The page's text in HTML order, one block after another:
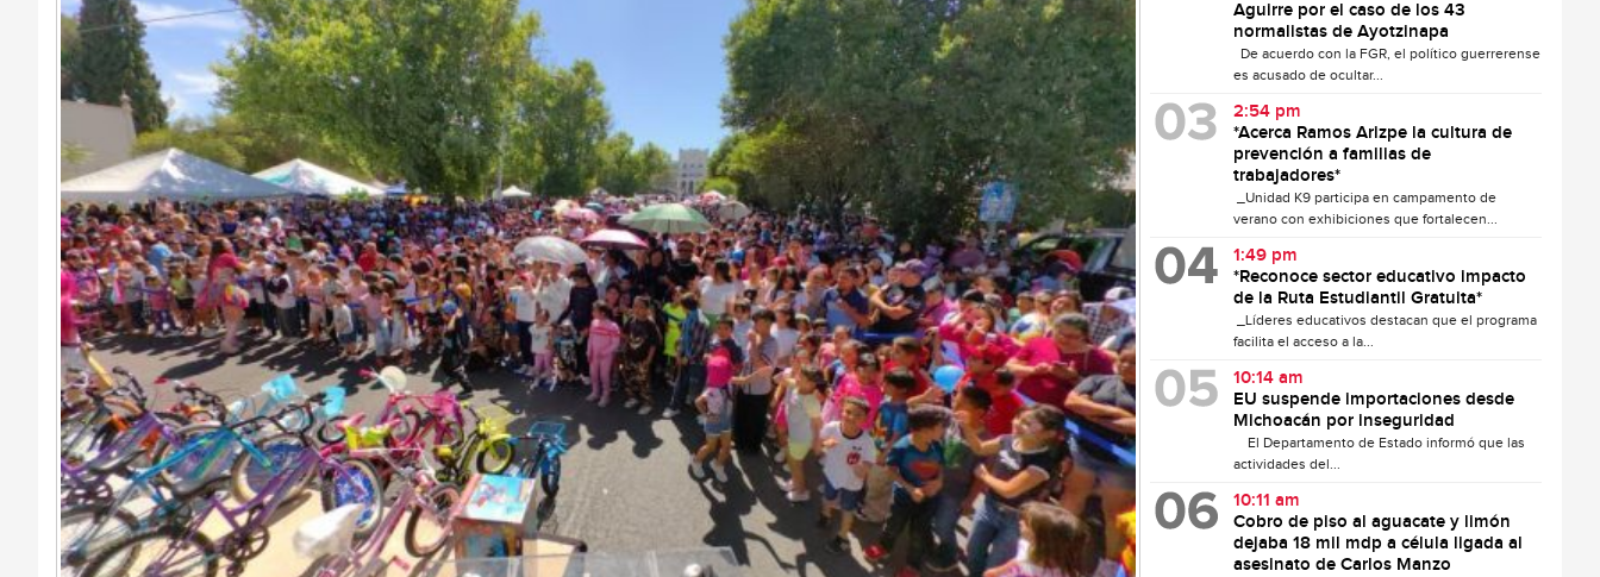
Aguirre por el caso de los 43
normalistas de Ayotzinapa
De acuerdo con la FGR, el político guerrerense
es acusado de ocultar...
2:54 pm
*Acerca Ramos Arizpe la cultura de
prevención a familias de
trabajadores*
_Unidad K9 participa en campamento de
verano con exhibiciones que fortalecen...
1:49 pm
*Reconoce sector educativo impacto
de la Ruta Estudiantil Gratuita*
_Líderes educativos destacan que el programa
facilita el acceso a la...
10:14 am
EU suspende importaciones desde
Michoacán por inseguridad
El Departamento de Estado informó que las
actividades del...
10:11 am
Cobro de piso al aguacate y limón
dejaba 18 mil mdp a célula ligada al
asesinato de Carlos Manzo